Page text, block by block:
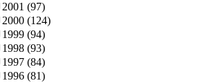
2001 (97)
2000 (124)
1999 (94)
1998 (93)
1997 (84)
1996 (81)